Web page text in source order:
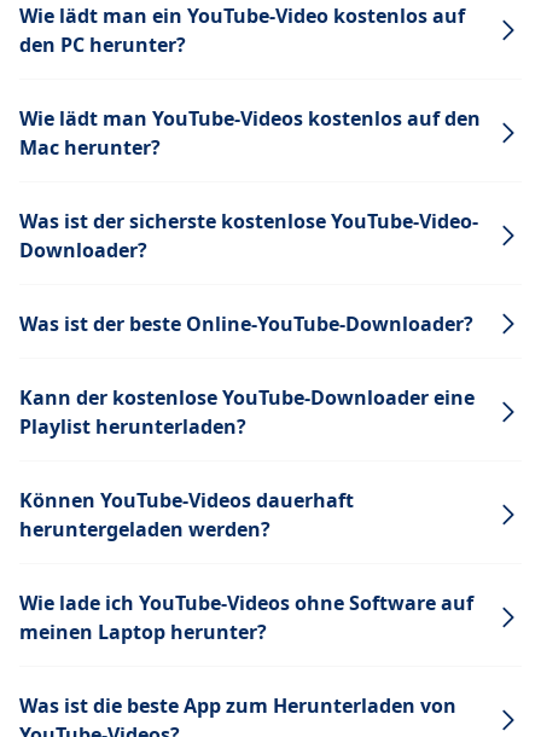
Wie lädt man ein YouTube-Video kostenlos auf
den PC herunter?
Wie lädt man YouTube-Videos kostenlos auf den
Mac herunter?
Was ist der sicherste kostenlose YouTube-Video-
Downloader?
Was ist der beste Online-YouTube-Downloader?
Kann der kostenlose YouTube-Downloader eine
Playlist herunterladen?
Können YouTube-Videos dauerhaft
heruntergeladen werden?
Wie lade ich YouTube-Videos ohne Software auf
meinen Laptop herunter?
Was ist die beste App zum Herunterladen von